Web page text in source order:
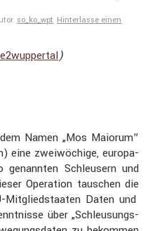
so_ko_wpt Hinterlasse einen
)
Namen „Mos Maiorum”
eine zweiwö­chige, europa­
Schleu­sern und
Opera­tion tauschen die
Mitglied­staaten Daten und
über „Schleu­sungs­